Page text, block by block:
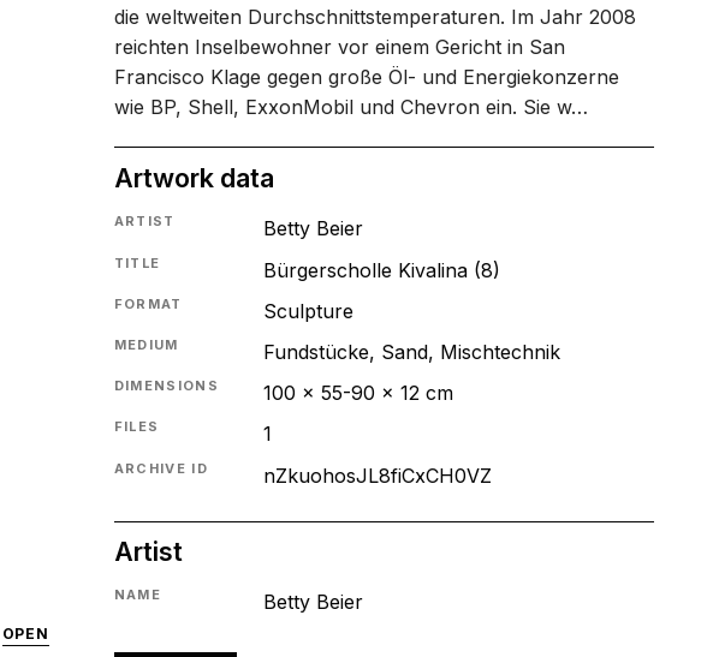
OPEN
die weltweiten Durchschnittstemperaturen. Im Jahr 2008
reichten Inselbewohner vor einem Gericht in San
Francisco Klage gegen große Öl- und Energiekonzerne
wie BP, Shell, ExxonMobil und Chevron ein. Sie w…
Artwork data
ARTIST Betty Beier
TITLE Bürgerscholle Kivalina (8)
FORMAT Sculpture
MEDIUM Fundstücke, Sand, Mischtechnik
DIMENSIONS 100 x 55-90 x 12 cm
FILES 1
ARCHIVE ID nZkuohosJL8fiCxCH0VZ
Artist
NAME Betty Beier